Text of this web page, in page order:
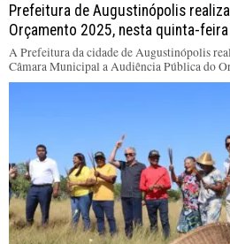
Prefeitura de Augustinópolis
Orçamento 2025, nesta quinta-feira
A Prefeitura da cidade de Augustinópolis
Câmara Municipal a Audiência Pública do